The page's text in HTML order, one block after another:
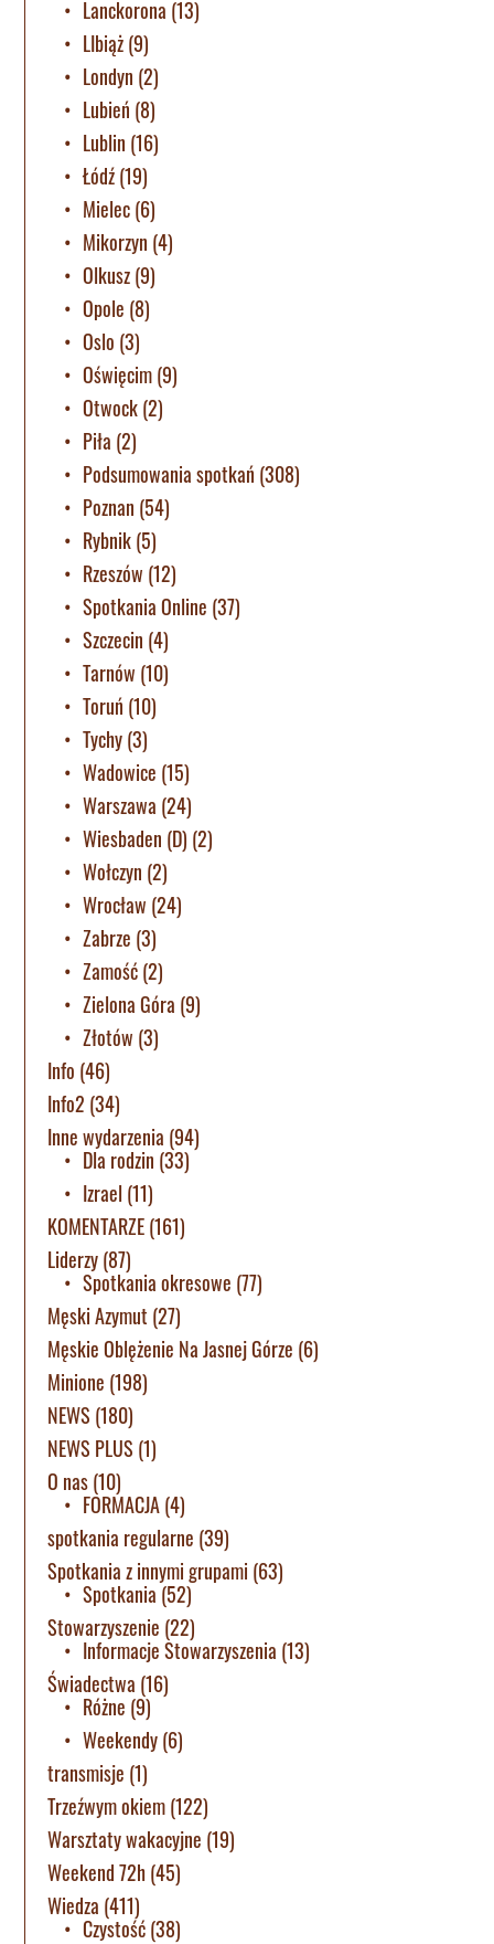
Lanckorona (13)
LIbiąż(9)
Londyn (2)
Lubień (8)
Lublin (16)
Łódź(19)
Mielec(6)
Mikorzyn (4)
Olkusz(9)
Opole (8)
Oslo (3)
Oświęcim(9)
Otwock(2)
Piła (2)
Podsumowania spotkań (308)
Poznan (54)
Rybnik(5)
Rzeszów (12)
Spotkania Online (37)
Szczecin (4)
Tarnów (10)
Toruń (10)
Tychy(3)
Wadowice (15)
Warszawa (24)
Wiesbaden (D) (2)
Wołczyn (2)
Wrocław (24)
Zabrze (3)
Zamość(2)
Zielona Góra (9)
Złotów (3)
Info (46)
Info2 (34)
Inne wydarzenia (94)
Dla rodzin (33)
Izrael (11)
KOMENTARZE(161)
Liderzy(87)
Spotkania okresowe (77)
Męski Azymut (27)
Męskie Oblężenie Na Jasnej Górze (6)
Minione (198)
NEWS (180)
NEWS PLUS (1)
O nas(10)
FORMACJA(4)
spotkania regularne (39)
Spotkania z innymi grupami (63)
Spotkania (52)
Stowarzyszenie (22)
Informacje Stowarzyszenia (13)
Świadectwa (16)
Różne (9)
Weekendy(6)
transmisje (1)
Trzeźwym okiem(122)
Warsztaty wakacyjne (19)
Weekend 72h(45)
Wiedza (411)
Czystość(38)